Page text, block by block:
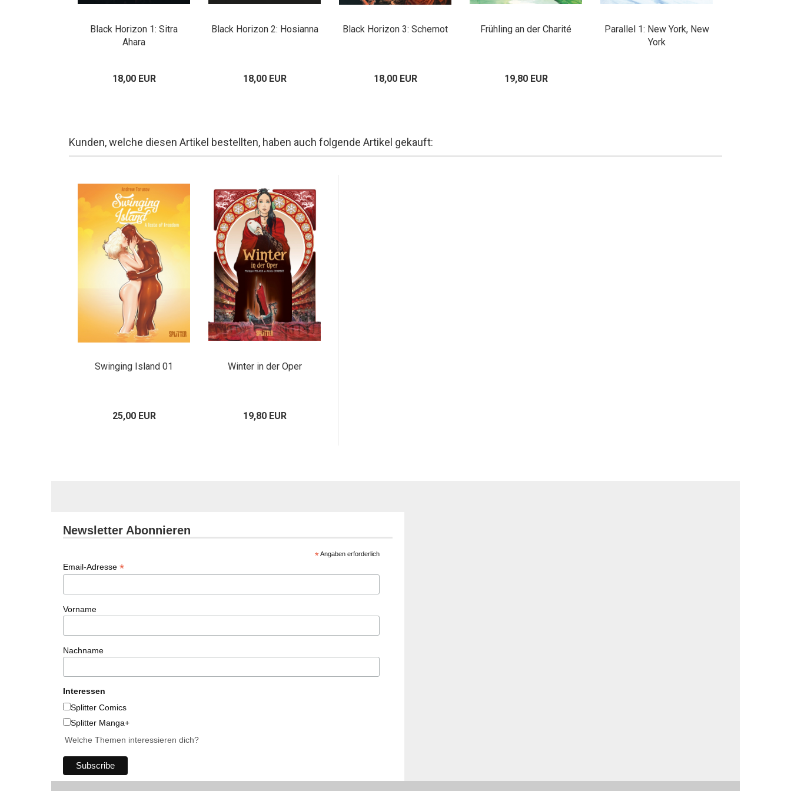
Black Horizon 1: Sitra
Ahara
18,00 EUR
Black Horizon 2: Hosianna
18,00 EUR
Black Horizon 3: Schemot
18,00 EUR
Frühling an der Charité
19,80 EUR
Parallel 1: New York, New
York
Kunden, welche diesen Artikel bestellten, haben auch folgende Artikel gekauft:
Swinging Island 01
25,00 EUR
Winter in der Oper
19,80 EUR
Newsletter Abonnieren
*Angaben erforderlich
Email-Adresse *
Vorname
Nachname
Interessen
Splitter Comics
Splitter Manga+
Welche Themen interessieren dich?